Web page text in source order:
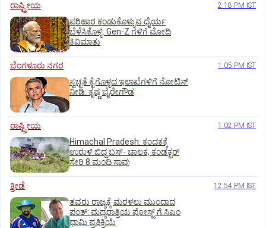
ರಾಷ್ಟ್ರೀಯ 2:18 PM IST
ಪರಿಹಾರ ಕಂಡುಕೊಳ್ಳುವ ಧೈರ್ಯ
ಬೆಳೆಸಿಕೊಳ್ಳಿ: Gen-Z ಗಳಿಗೆ ಮೋದಿ
ಕಿವಿಮಾತು
ಬೆಂಗಳೂರು ನಗರ 1:05 PM IST
ಸ್ವಚ್ಛತೆ ಕೈಗೊಳ್ಳದ ಇಲಾಖೆಗಳಿಗೆ ನೋಟಿಸ್‌
ನೀಡಿ: ಕೃಷ್ಣ ಬೈರೇಗೌಡ
ರಾಷ್ಟ್ರೀಯ 1:02 PM IST
Himachal Pradesh: ಕಂದಕಕ್ಕೆ
ಉರುಳಿ ಬಿದ್ದ ಬಸ್-‌ ಚಾಲಕ, ಕಂಡಕ್ಟರ್‌
ಸೇರಿ 8 ಮಂದಿ ಸಾವು
ಕ್ರೀಡೆ 12:54 PM IST
ತವರು ರಾಜ್ಯಕ್ಕೆ ಮರಳಲು ಮುಂದಾದ
ಪಂತ್:‌ ಮಧ್ಯರಾತ್ರಿಯ ಪೋಸ್ಟ್‌ ಗೆ ಸಿಎಂ
ಧಾಮಿ ಪ್ರತಿಕ್ರಿಯೆ